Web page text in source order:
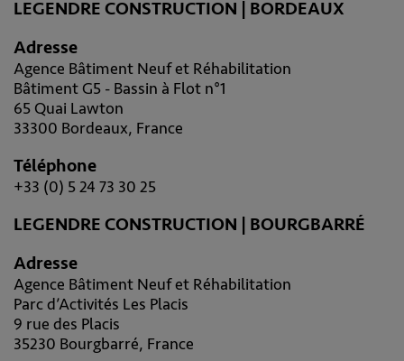
LEGENDRE CONSTRUCTION | BORDEAUX
Adresse
Agence Bâtiment Neuf et Réhabilitation
Bâtiment G5 - Bassin à Flot n°1
65 Quai Lawton
33300 Bordeaux, France
Téléphone
+33 (0) 5 24 73 30 25
LEGENDRE CONSTRUCTION | BOURGBARRÉ
Adresse
Agence Bâtiment Neuf et Réhabilitation
Parc d’Activités Les Placis
9 rue des Placis
35230 Bourgbarré, France